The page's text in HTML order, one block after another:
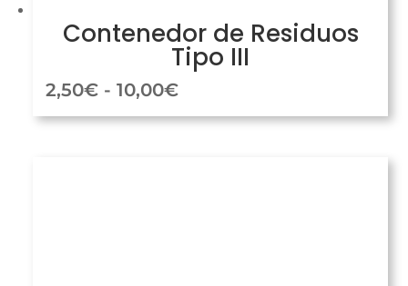
Contenedor de Residuos
Tipo III
2,50€ - 10,00€Rango
de